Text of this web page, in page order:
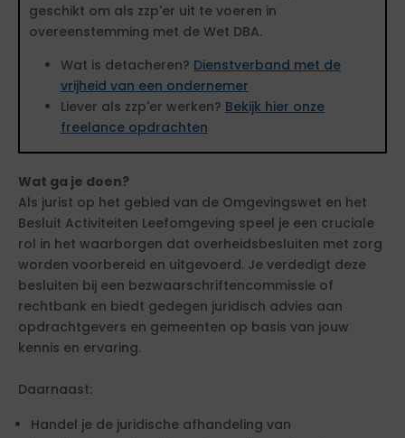
geschikt om als zzp'er uit te voeren in
overeenstemming met de Wet DBA.
Wat is detacheren? Dienstverband met de
vrijheid van een ondernemer
Liever als zzp'er werken? Bekijk hier onze
freelance opdrachten
Wat ga je doen?
Als jurist op het gebied van de Omgevingswet en het
Besluit Activiteiten Leefomgeving speel je een cruciale
rol in het waarborgen dat overheidsbesluiten met zorg
worden voorbereid en uitgevoerd. Je verdedigt deze
besluiten bij een bezwaarschriftencommissie of
rechtbank en biedt gedegen juridisch advies aan
opdrachtgevers en gemeenten op basis van jouw
kennis en ervaring.
Daarnaast:
Handel je de juridische afhandeling van